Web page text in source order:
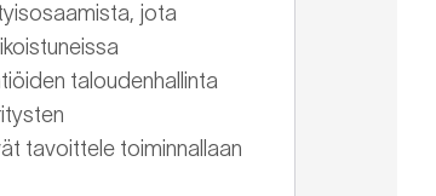
jota
taloudenhallinta
tavoittele toiminnallaan